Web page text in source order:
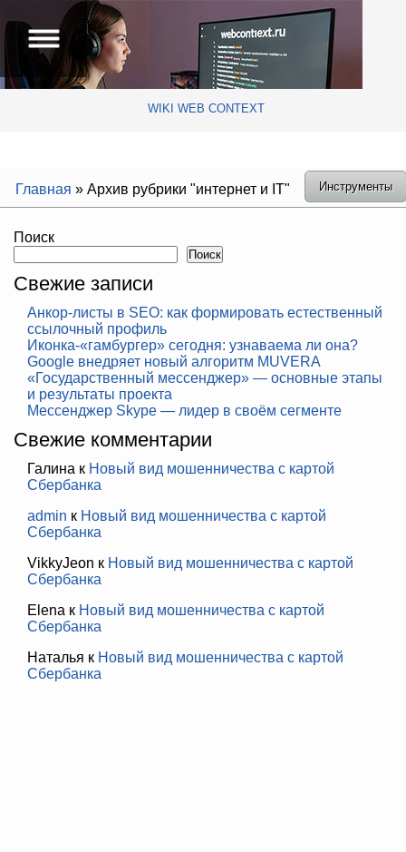
WIKI WEB CONTEXT
Главная » Архив рубрики "интернет и IT" Инструменты
Поиск
Поиск
Свежие записи
Анкор-листы в SEO: как формировать естественный
ссылочный профиль
Иконка-«гамбургер» сегодня: узнаваема ли она?
Google внедряет новый алгоритм MUVERA
«Государственный мессенджер» — основные этапы
и результаты проекта
Мессенджер Skype — лидер в своём сегменте
Свежие комментарии
Галина к Новый вид мошенничества с картой
Сбербанка
admin к Новый вид мошенничества с картой
Сбербанка
VikkyJeon к Новый вид мошенничества с картой
Сбербанка
Elena к Новый вид мошенничества с картой
Сбербанка
Наталья к Новый вид мошенничества с картой
Сбербанка